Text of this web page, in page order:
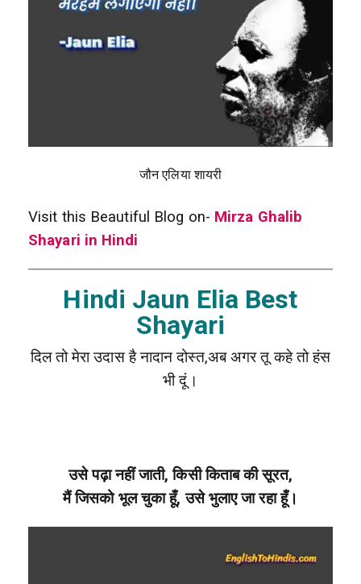
जौन एलिया शायरी
Visit this Beautiful Blog on- Mirza Ghalib
Shayari in Hindi
Hindi Jaun Elia Best
Shayari
दिल तो मेरा उदास है नादान दोस्त,अब अगर तू कहे तो हंस
भी दूं।
उसे पढ़ा नहीं जाती, किसी किताब की सूरत,
मैं जिसको भूल चुका हूँ, उसे भुलाए जा रहा हूँ।